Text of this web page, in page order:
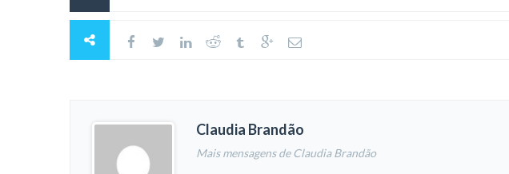
Claudia Brandão
Mais mensagens de Claudia Brandão